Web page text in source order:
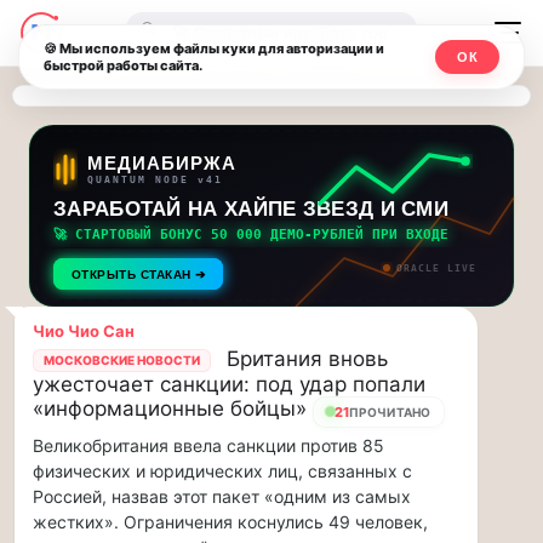
Последние
новости
и
обновления
потока:
Друзья,
приглашаем
на
музыкальную
прогулку
по
Москве
Чайковского!…
Друзья,
приглашаем
на
музыкальную
Москвичи.net
—
Главный
столичный
чат-
мессенджер,
новости
и
инсайды
Москвы
🔍
МЕДИАБИРЖА
QUANTUM NODE v41
ЗАРАБОТАЙ НА ХАЙПЕ ЗВЕЗД И СМИ
🚀 СТАРТОВЫЙ БОНУС 50 000 ДЕМО-РУБЛЕЙ ПРИ ВХОДЕ
ОТКРЫТЬ СТАКАН ➔ ORACLE LIVE
Чио Чио Сан
МОСКОВСКИЕ НОВОСТИ
Британия вновь
ужесточает санкции: под удар попали
«информационные бойцы»
21ПРОЧИТАНО
Великобритания ввела санкции против 85
физических и юридических лиц, связанных с
Россией, назвав этот пакет «одним из самых
жестких». Ограничения коснулись 49 человек,
🍪 Мы используем файлы куки для авторизации и
быстрой работы сайта.
ОК